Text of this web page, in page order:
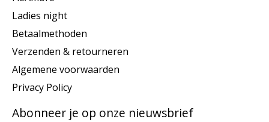
Ladies night
Betaalmethoden
Verzenden & retourneren
Algemene voorwaarden
Privacy Policy
Abonneer je op onze nieuwsbrief